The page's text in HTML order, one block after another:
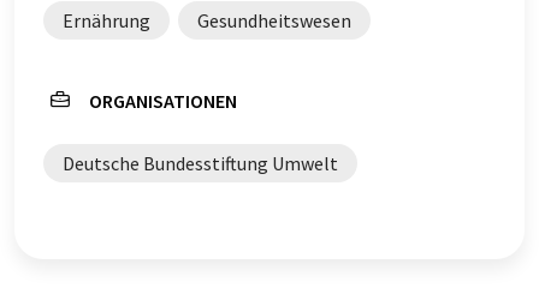
Ernährung Gesundheitswesen
ORGANISATIONEN
Deutsche Bundesstiftung Umwelt